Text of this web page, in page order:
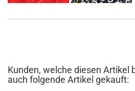
Kunden, welche diesen Artikel
auch folgende Artikel gekauft: